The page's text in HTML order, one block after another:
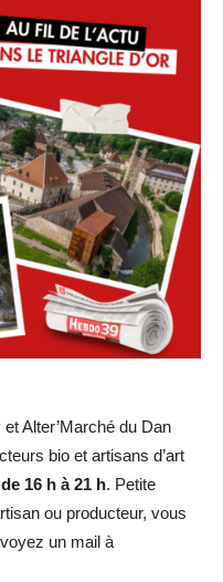
Alter’Marché du Dan
bio et artisans d’art
16 h à 21 h. Petite
ou producteur, vous
un mail à